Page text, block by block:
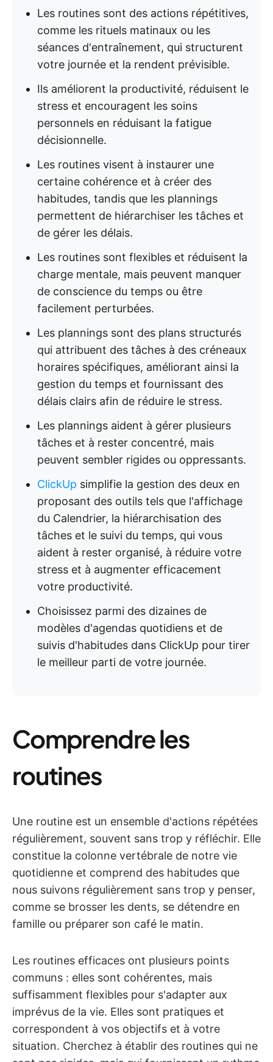
Les routines sont des actions répétitives,
comme les rituels matinaux ou les
séances d'entraînement, qui structurent
votre journée et la rendent prévisible.
Ils améliorent la productivité, réduisent le
stress et encouragent les soins
personnels en réduisant la fatigue
décisionnelle.
Les routines visent à instaurer une
certaine cohérence et à créer des
habitudes, tandis que les plannings
permettent de hiérarchiser les tâches et
de gérer les délais.
Les routines sont flexibles et réduisent la
charge mentale, mais peuvent manquer
de conscience du temps ou être
facilement perturbées.
Les plannings sont des plans structurés
qui attribuent des tâches à des créneaux
horaires spécifiques, améliorant ainsi la
gestion du temps et fournissant des
délais clairs afin de réduire le stress.
Les plannings aident à gérer plusieurs
tâches et à rester concentré, mais
peuvent sembler rigides ou oppressants.
ClickUp simplifie la gestion des deux en
proposant des outils tels que l'affichage
du Calendrier, la hiérarchisation des
tâches et le suivi du temps, qui vous
aident à rester organisé, à réduire votre
stress et à augmenter efficacement
votre productivité.
Choisissez parmi des dizaines de
modèles d'agendas quotidiens et de
suivis d'habitudes dans ClickUp pour tirer
le meilleur parti de votre journée.
Comprendre les
routines
Une routine est un ensemble d'actions répétées
régulièrement, souvent sans trop y réfléchir. Elle
constitue la colonne vertébrale de notre vie
quotidienne et comprend des habitudes que
nous suivons régulièrement sans trop y penser,
comme se brosser les dents, se détendre en
famille ou préparer son café le matin.
Les routines efficaces ont plusieurs points
communs : elles sont cohérentes, mais
suffisamment flexibles pour s'adapter aux
imprévus de la vie. Elles sont pratiques et
correspondent à vos objectifs et à votre
situation. Cherchez à établir des routines qui ne